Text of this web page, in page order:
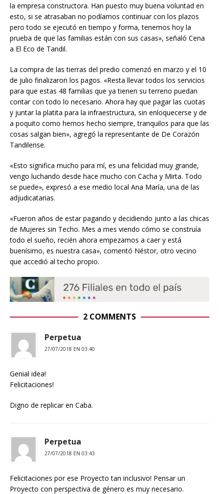
la empresa constructora. Han puesto muy buena voluntad en
esto, si se atrasaban no podíamos continuar con los plazos
pero todo se ejecutó en tiempo y forma, tenemos hoy la
prueba de que las familias están con sus casas», señaló Cena
a El Eco de Tandil.
La compra de las tierras del predio comenzó en marzo y el 10
de julio finalizaron los pagos. «Resta llevar todos los servicios
para que estas 48 familias que ya tienen su terreno puedan
contar con todo lo necesario. Ahora hay que pagar las cuotas
y juntar la platita para la infraestructura, sin enloquecerse y de
a poquito como hemos hecho siempre, tranquilos para que las
cosas salgan bien», agregó la representante de De Corazón
Tandilense.
«Esto significa mucho para mí, es una felicidad muy grande,
vengo luchando desde hace mucho con Cacha y Mirta. Todo
se puede», expresó a ese medio local Ana María, una de las
adjudicatarias.
«Fueron años de estar pagando y decidiendo junto a las chicas
de Mujeres sin Techo. Mes a mes viendo cómo se construía
todo el sueño, recién ahora empezamos a caer y está
buenísimo, es nuestra casa», comentó Néstor, otro vecino
que accedió al techo propio.
2 COMMENTS
Perpetua
27/07/2018 EN 03:40
Genial idea!
Felicitaciones!
Digno de replicar en Caba.
Perpetua
27/07/2018 EN 03:43
Felicitaciones por ese Proyecto tan inclusivo! Pensar un
Proyecto con perspectiva de género es muy necesario.